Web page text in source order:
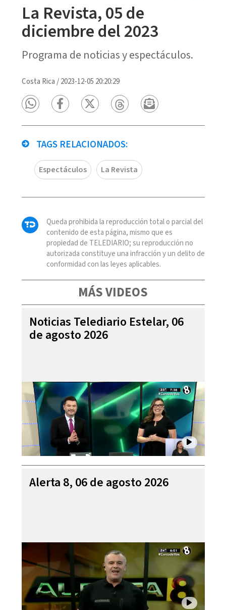
La Revista, 05 de
diciembre del 2023
Programa de noticias y espectáculos.
Costa Rica /2023-12-05 20:20:29
TAGS RELACIONADOS:
Espectáculos La Revista
Queda prohibida la reproducción total o parcial del
contenido de esta página, mismo que es
propiedad de TELEDIARIO; su reproducción no
autorizada constituye una infracción y un delito de
conformidad con las leyes aplicables.
MÁS VIDEOS
Noticias Telediario Estelar, 06
de agosto 2026
Alerta 8, 06 de agosto 2026